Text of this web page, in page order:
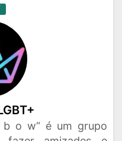
b o w“ é um grupo